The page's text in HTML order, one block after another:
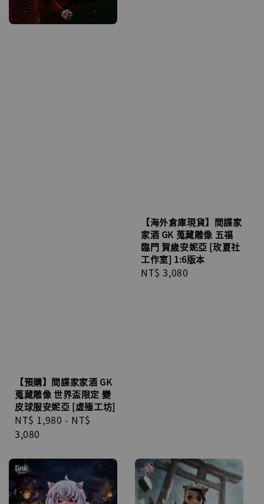
【預購】間諜家家酒 GK
蒐藏雕像 世界盃限定 變
皮球服安妮亞 [虛殛工坊]
Regular
price
NT$ 1,980 - NT$
3,080
【海外倉庫現貨】間諜家
家酒 GK 蒐藏雕像 五福
臨門 賀歲安妮亞 [玫夏社
工作室] 1:6版本
Regular
NT$ 3,080